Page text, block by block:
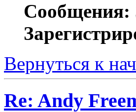
Сообщения:
Вернуться к
Re: Andy